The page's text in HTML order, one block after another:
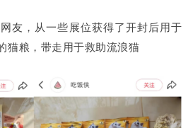
友，从一些展位获得了开封后用于
猫粮，带走用于救助流浪猫